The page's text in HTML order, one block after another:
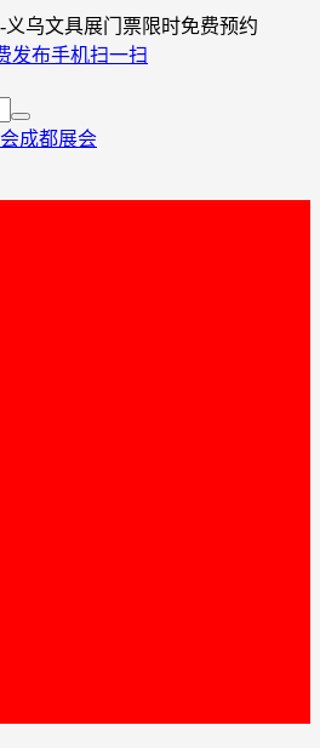
义乌文具展门票限时免费预约
发布手机扫一扫
成都展会